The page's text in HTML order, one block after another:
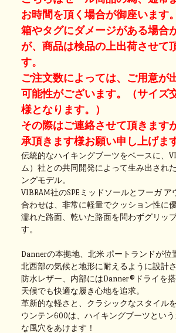
お時間を頂く場合が御座います。
箱やタグにダメージがある場合
が、商品は検品の上出荷させて
す。
ご注文数によっては、ご用意が
可能性がございます。（サイズ
様となります。）
その際はご連絡させて頂きます
承頂きます様お願い申し上げま
伝統的なハイキングブーツをベースに、
ム）社との共同開発によって生み出され
ングモデル。
VIBRAM社のSPEミッドソールとフーガ
合わせは、非常に軽量でクッション性に優
濡れた路面、乾いた路面を問わずグリッ
す。
Dannerの本拠地、北米 ポートランドが位
北西部の気候と地形に耐えるように設計さ
防水レザー、内部にはDanner®ドライを
天候でも快適な履き心地を追求。
革新的な軽さと、クラシックなスタイル
ウンテン600は、ハイキングブーツとい
な風穴をあけます！